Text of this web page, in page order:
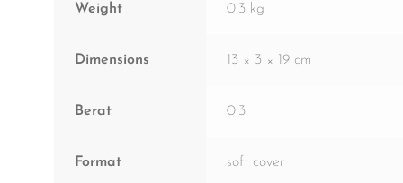
Weight 0.3 kg
Dimensions 13 × 3 × 19 cm
Berat 0.3
Format soft cover